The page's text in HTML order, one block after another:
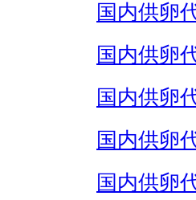
国内供卵
国内供卵
国内供卵
国内供卵
国内供卵